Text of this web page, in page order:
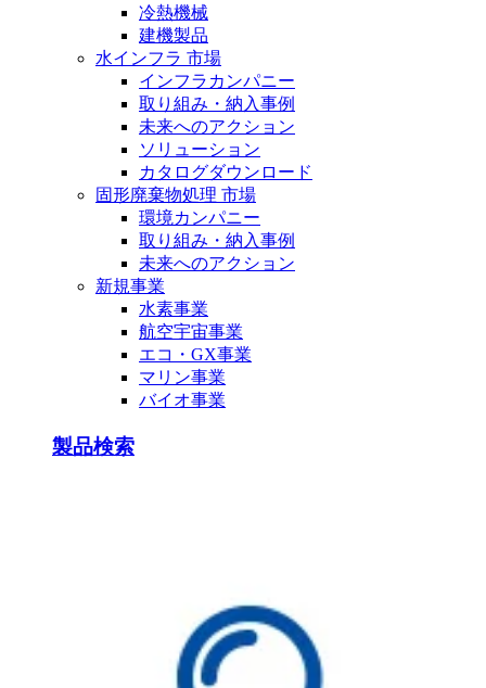
冷熱機械
建機製品
水インフラ 市場
インフラカンパニー
取り組み・納入事例
未来へのアクション
ソリューション
カタログダウンロード
固形廃棄物処理 市場
環境カンパニー
取り組み・納入事例
未来へのアクション
新規事業
水素事業
航空宇宙事業
エコ・GX事業
マリン事業
バイオ事業
製品検索